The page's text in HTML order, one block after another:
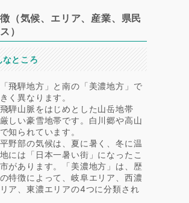
（気候、エリア、産業、県民
）
なところ
飛騨地方」と南の「美濃地方」で
く異なります。
騨山脈をはじめとした山岳地帯
しい豪雪地帯です。白川郷や高山
知られています。
野部の気候は、夏に暑く、冬に温
には「日本一暑い街」になったこ
があります。「美濃地方」は、歴
特徴によって、岐阜エリア、西濃
ア、東濃エリアの4つに分類され